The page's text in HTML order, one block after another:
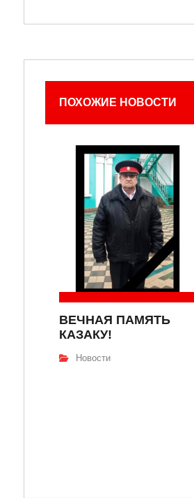
ПОХОЖИЕ НОВОСТИ
ВЕЧНАЯ ПАМЯТЬ
КАЗАКУ!
Новости